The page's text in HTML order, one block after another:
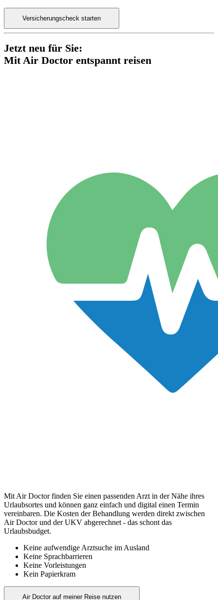
Versicherungscheck starten
Jetzt neu für Sie:
Mit Air Doctor entspannt reisen
Mit Air Doctor finden Sie einen passenden Arzt in der Nähe ihres
Urlaubsortes und können ganz einfach und digital einen Termin
vereinbaren. Die Kosten der Behandlung werden direkt zwischen
Air Doctor und der UKV abgerechnet - das schont das
Urlaubsbudget.
Keine aufwendige Arztsuche im Ausland
Keine Sprachbarrieren
Keine Vorleistungen
Kein Papierkram
Air Doctor auf meiner Reise nutzen